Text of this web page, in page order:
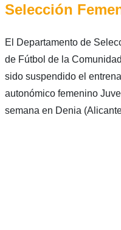
Selección
El Departamento de
de Fútbol de la
sido suspendido el
autonómico femenino
semana en Denia